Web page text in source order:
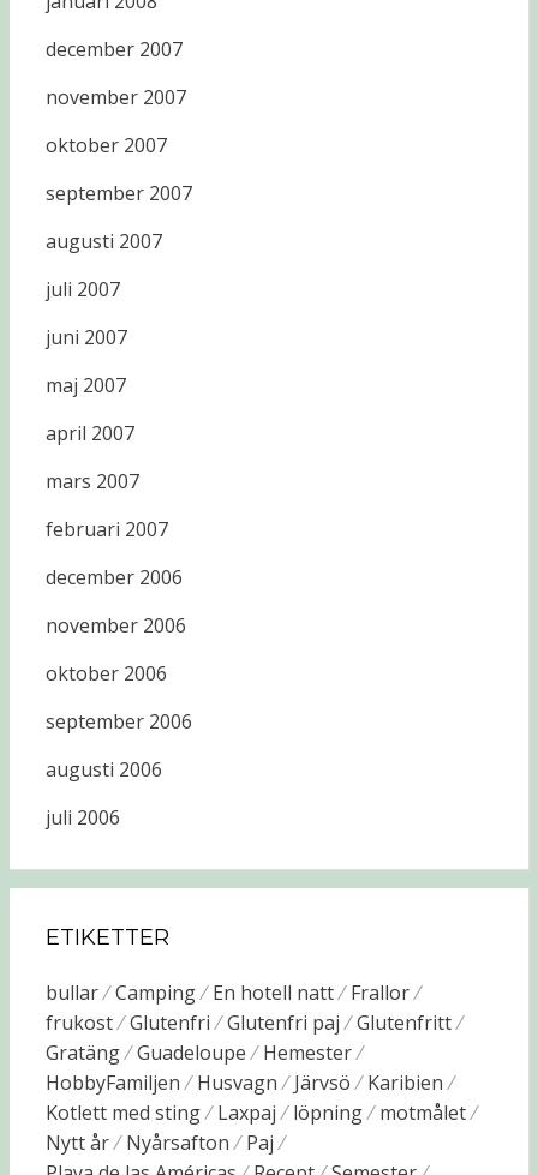
december 2007
november 2007
oktober 2007
september 2007
augusti 2007
juli 2007
juni 2007
maj 2007
april 2007
mars 2007
februari 2007
december 2006
november 2006
oktober 2006
september 2006
augusti 2006
juli 2006
ETIKETTER
bullar Camping En hotell natt
Frallor
frukost
Glutenfri Glutenfri paj
Glutenfritt
Gratäng
Guadeloupe
Hemester
HobbyFamiljen
Husvagn Järvsö
Karibien
Kotlett med sting
Laxpaj löpning
motmålet
Nytt år
Nyårsafton
Paj